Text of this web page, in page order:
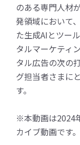
のある専門人材
発領域において
た生成AIとツー
タルマーケティ
タル広告の次の
グ担当者さまに
す。
※本動画は2024
カイブ動画です。